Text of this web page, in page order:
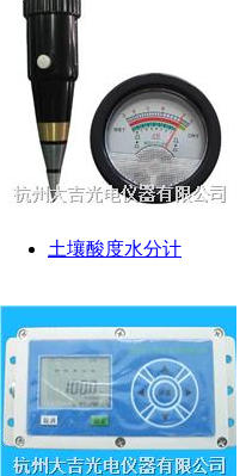
土壤酸度水分计